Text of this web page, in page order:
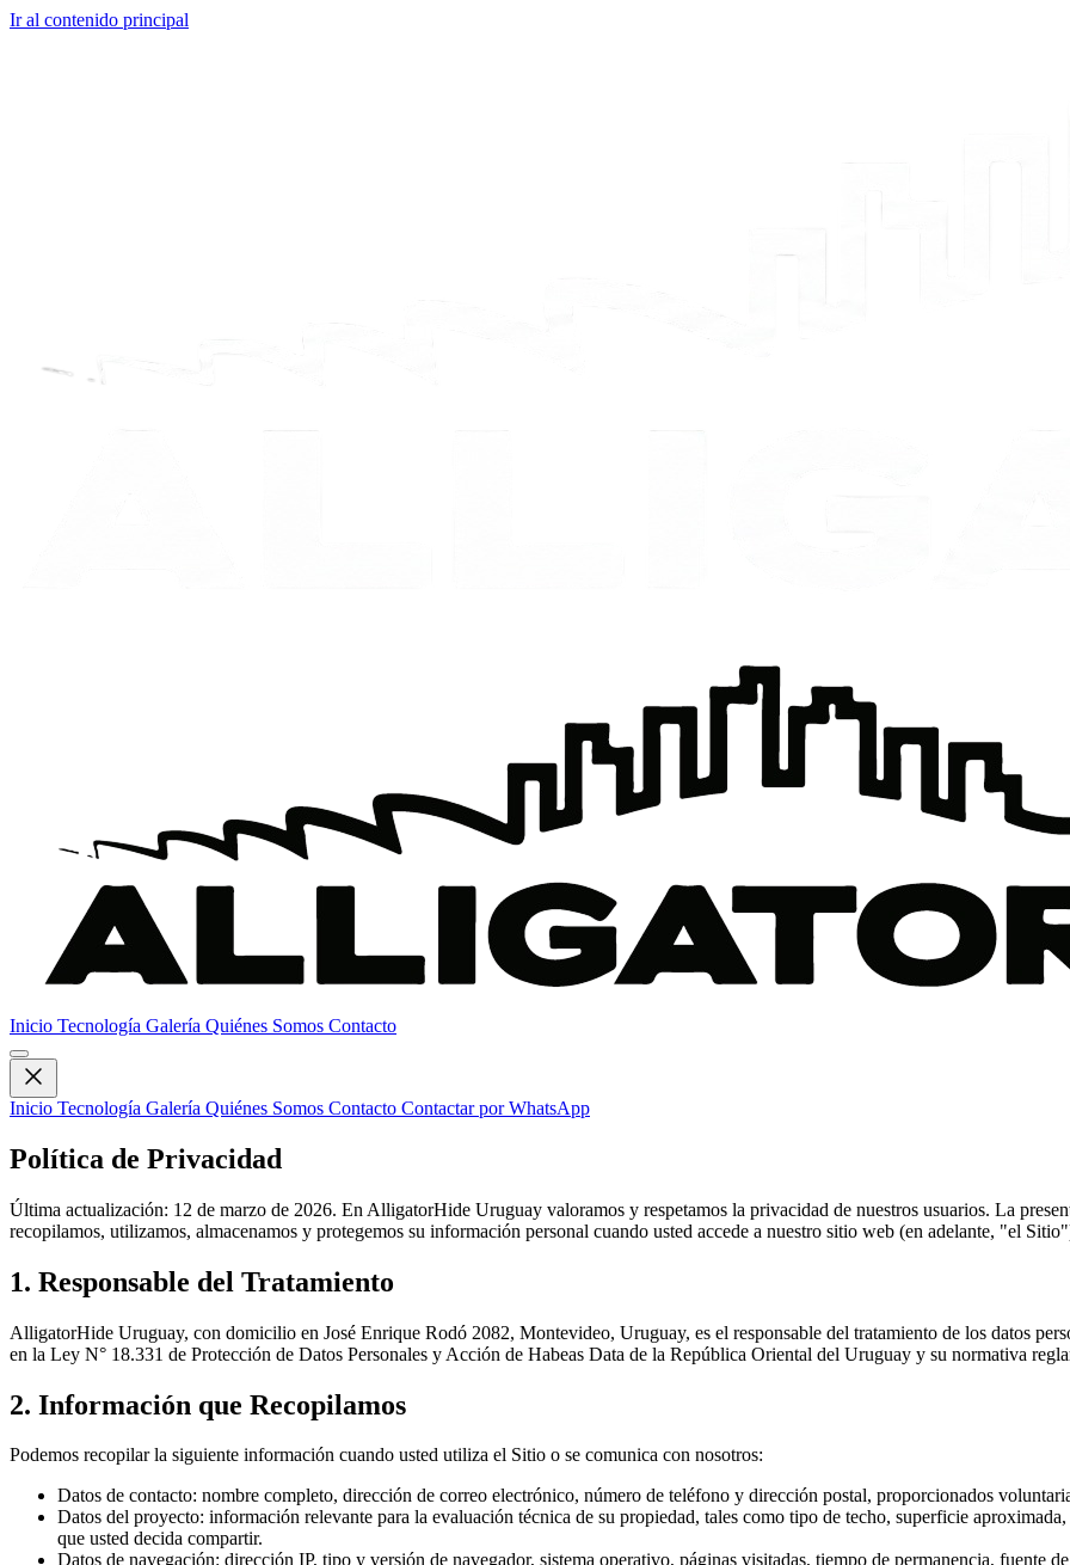
Ir al contenido principal
Inicio Tecnología Galería Quiénes Somos Contacto
Inicio Tecnología Galería Quiénes Somos Contacto Contactar por WhatsApp
Política de Privacidad
Última actualización: 12 de marzo de 2026. En AlligatorHide Uruguay valoramos y respetamos la privacidad de nuestros usuarios. La
recopilamos, utilizamos, almacenamos y protegemos su información personal cuando usted accede a nuestro sitio web (en adelante, "el
1. Responsable del Tratamiento
AlligatorHide Uruguay, con domicilio en José Enrique Rodó 2082, Montevideo, Uruguay, es el responsable del tratamiento de los datos
en la Ley N° 18.331 de Protección de Datos Personales y Acción de Habeas Data de la República Oriental del Uruguay y su normativa
2. Información que Recopilamos
Podemos recopilar la siguiente información cuando usted utiliza el Sitio o se comunica con nosotros:
Datos de contacto: nombre completo, dirección de correo electrónico, número de teléfono y dirección postal, proporcionados
Datos del proyecto: información relevante para la evaluación técnica de su propiedad, tales como tipo de techo, superficie
que usted decida compartir.
Datos de navegación: dirección IP, tipo y versión de navegador, sistema operativo, páginas visitadas, tiempo de permanencia, fuente